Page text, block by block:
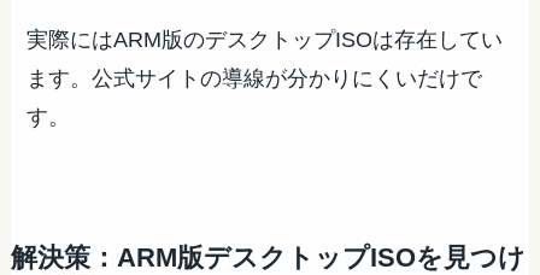
実際にはARM版のデスクトップISOは存在してい
ます。公式サイトの導線が分かりにくいだけで
す。
解決策：ARM版デスクトップISOを見つけ